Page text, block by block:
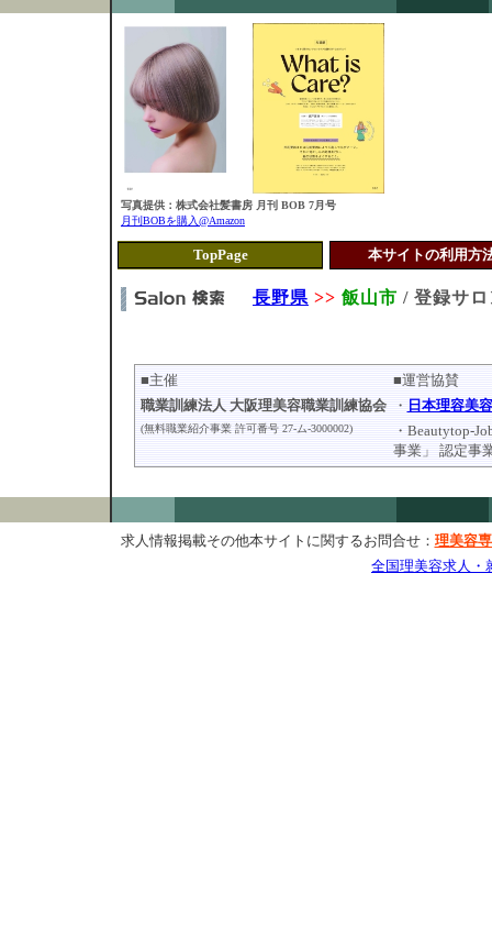
写真提供：株式会社髪書房 月刊 BOB 7月号
月刊BOBを購入@Amazon
TopPage 本サイトの利用
長野県 >> 飯山市 / 登録サ
■主催
職業訓練法人 大阪理美容職業訓練協会
(無料職業紹介事業 許可番号 27-ム-3000002)
■運営協賛
・ 日本理容美
・Beautytop-
事業」 認定事
求人情報掲載その他本サイトに関するお問合せ： 理美容
全国理美容求人・